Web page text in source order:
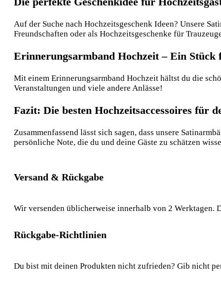
Auf der Suche nach Hochzeitsgeschenk Ideen? Unsere
Freundschaften oder als Hochzeitsgeschenke für
Erinnerungsarmband Hochzeit – Ein
Mit einem Erinnerungsarmband Hochzeit hältst du die
Veranstaltungen und viele andere Anlässe!
Fazit: Die besten Hochzeitsaccessoires für
Zusammenfassend lässt sich sagen, dass unsere
persönliche Note, die du und deine Gäste zu schätzen
Versand & Rückgabe
Wir versenden üblicherweise innerhalb von 2 Werktagen.
Rückgabe-Richtlinien
Du bist mit deinen Produkten nicht zufrieden? Gib nicht